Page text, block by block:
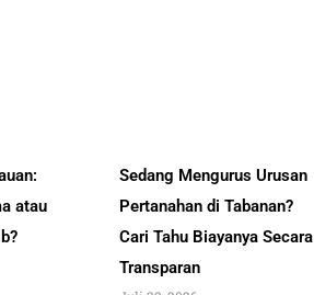
atau
Sedang Mengurus Urusan
Pertanahan di Tabanan?
Cari Tahu Biayanya Secara
Transparan